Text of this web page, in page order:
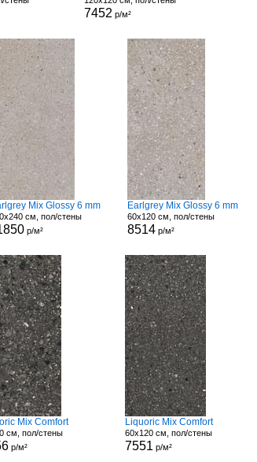
7452 р/м²
Mix Glossy 6 mm
см, пол/стены
р/м²
Earlgrey Mix Glossy 6 mm
60x120 см, пол/стены
8514 р/м²
Mix Comfort
см, пол/стены
р/м²
Liquoric Mix Comfort
60x120 см, пол/стены
7551 р/м²